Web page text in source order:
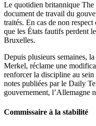
Le quotidien britannique The
document de travail du
traités. En cas de non
que les États fautifs perdent
Bruxelles.
Depuis plusieurs semaines,
Merkel, réclame une
renforcer la discipline au
notes publiées par le Daily
gouvernement, l’Allemagne
Commissaire à la stabilité